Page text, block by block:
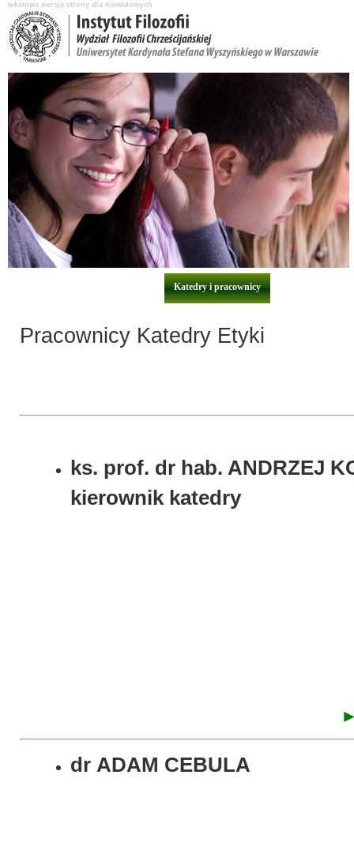
tekstowa wersja strony dla niewidomych
Katedry i pracownicy
Pracownicy Katedry Etyki
ks. prof. dr hab. ANDRZEJ
kierownik katedry
dr ADAM CEBULA